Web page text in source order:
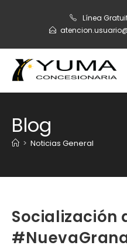
Línea
Blog
> Noticias General
Socialización